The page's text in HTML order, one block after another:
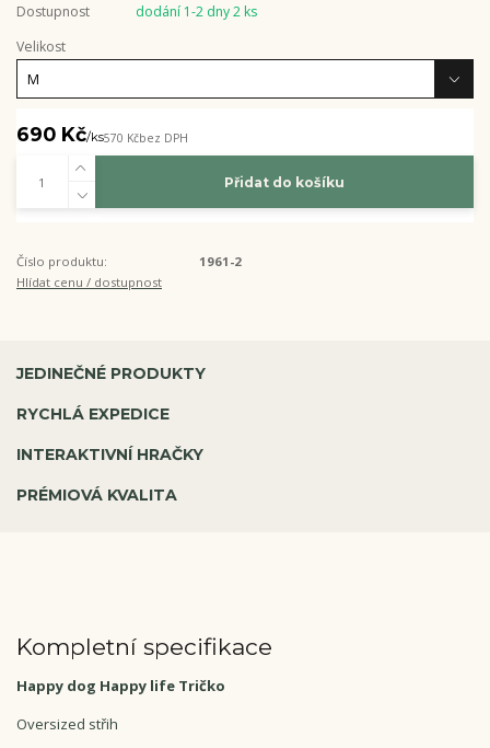
Dostupnost
dodání 1-2 dny 2 ks
Velikost
690 Kč/ks570 Kčbez DPH
Přidat do košíku
Číslo produktu:
1961-2
Hlídat cenu / dostupnost
JEDINEČNÉ PRODUKTY
RYCHLÁ EXPEDICE
INTERAKTIVNÍ HRAČKY
PRÉMIOVÁ KVALITA
Kompletní specifikace
Happy dog Happy life Tričko
Oversized střih